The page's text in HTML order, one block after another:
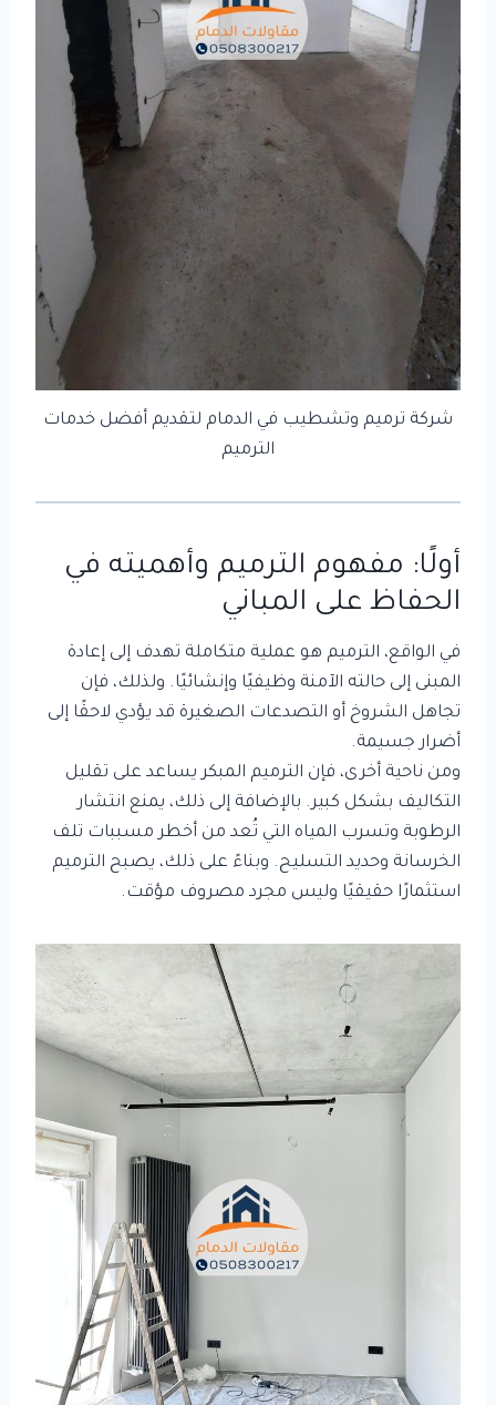
شركة ترميم وتشطيب في الدمام لتقديم أفضل خدمات
الترميم
أولًا: مفهوم الترميم وأهميته في
الحفاظ على المباني
في الواقع، الترميم هو عملية متكاملة تهدف إلى إعادة
المبنى إلى حالته الآمنة وظيفيًا وإنشائيًا. ولذلك، فإن
تجاهل الشروخ أو التصدعات الصغيرة قد يؤدي لاحقًا إلى
أضرار جسيمة.
ومن ناحية أخرى، فإن الترميم المبكر يساعد على تقليل
التكاليف بشكل كبير. بالإضافة إلى ذلك، يمنع انتشار
الرطوبة وتسرب المياه التي تُعد من أخطر مسببات تلف
الخرسانة وحديد التسليح. وبناءً على ذلك، يصبح الترميم
استثمارًا حقيقيًا وليس مجرد مصروف مؤقت.